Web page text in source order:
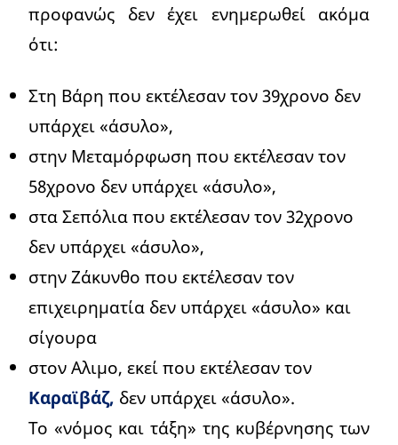
προφανώς δεν έχει ενημερωθεί ακόμα
ότι:
Στη Βάρη που εκτέλεσαν τον 39χρονο δεν
υπάρχει «άσυλο»,
στην Μεταμόρφωση που εκτέλεσαν τον
58χρονο δεν υπάρχει «άσυλο»,
στα Σεπόλια που εκτέλεσαν τον 32χρονο
δεν υπάρχει «άσυλο»,
στην Ζάκυνθο που εκτέλεσαν τον
επιχειρηματία δεν υπάρχει «άσυλο» και
σίγουρα
στον Αλιμο, εκεί που εκτέλεσαν τον
Καραϊβάζ, δεν υπάρχει «άσυλο».
Το «νόμος και τάξη» της κυβέρνησης των